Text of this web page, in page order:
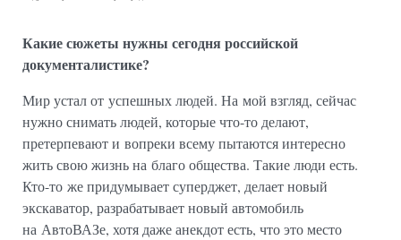
Какие сюжеты нужны сегодня российской
документалистике?
Мир устал от успешных людей. На мой взгляд, сейчас
нужно снимать людей, которые что-то делают,
претерпевают и вопреки всему пытаются интересно
жить свою жизнь на благо общества. Такие люди есть.
Кто-то же придумывает суперджет, делает новый
экскаватор, разрабатывает новый автомобиль
на АвтоВАЗе, хотя даже анекдот есть, что это место